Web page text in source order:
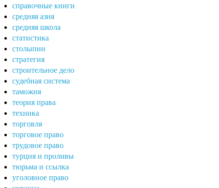
справочные книги
средняя азия
средняя школа
статистика
столыпин
стратегия
строительное дело
судебная система
таможня
теория права
техника
торговля
торговое право
трудовое право
турция и проливы
тюрьма и ссылка
уголовное право